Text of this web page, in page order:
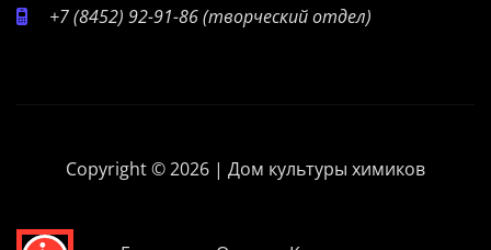
+7 (8452) 92-91-86(творческий отдел)
Copyright © 2026 | Дом культуры химиков